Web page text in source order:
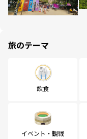
旅のテーマ
飲食
イベント・観戦